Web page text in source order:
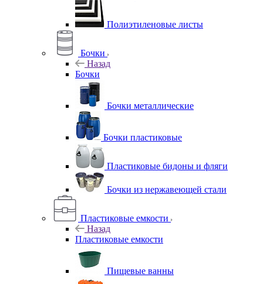
Полиэтиленовые листы
Бочки
Назад
Бочки
Бочки металлические
Бочки пластиковые
Пластиковые бидоны и фляги
Бочки из нержавеющей стали
Пластиковые емкости
Назад
Пластиковые емкости
Пищевые ванны